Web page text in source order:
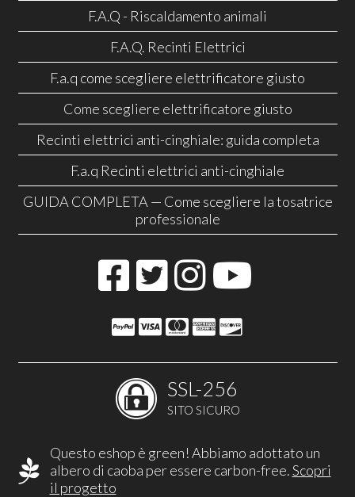
F.A.Q - Riscaldamento animali
F.A.Q. Recinti Elettrici
F.a.q come scegliere elettrificatore giusto
Come scegliere elettrificatore giusto
Recinti elettrici anti-cinghiale: guida completa
F.a.q Recinti elettrici anti-cinghiale
GUIDA COMPLETA — Come scegliere la tosatrice
professionale
SSL-256
SITO SICURO
Questo eshop è green! Abbiamo adottato un
albero di caoba per essere carbon-free.Scopri
il progetto